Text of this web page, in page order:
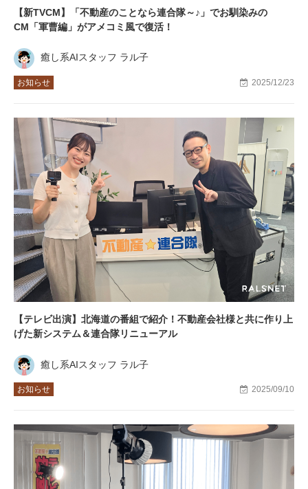
【新TVCM】「不動産のことなら連合隊～♪」でお馴染みの
CM「軍曹編」がアメコミ風で復活！
癒し系AIスタッフ ラル子
お知らせ 2025/12/23
【テレビ出演】北海道の番組で紹介！不動産会社様と共に作り上
げた新システム＆連合隊リニューアル
癒し系AIスタッフ ラル子
お知らせ 2025/09/10